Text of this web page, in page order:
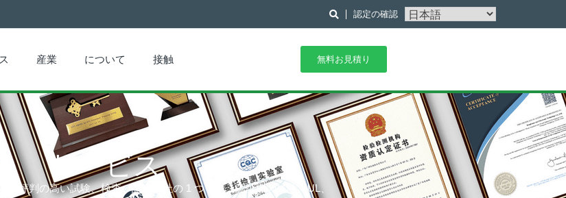
認定の確認
産業 について 接触 無料お見積り
サービス
も評判の高い試験、検査、認証会社の 1 つです。認証機関には、UL、